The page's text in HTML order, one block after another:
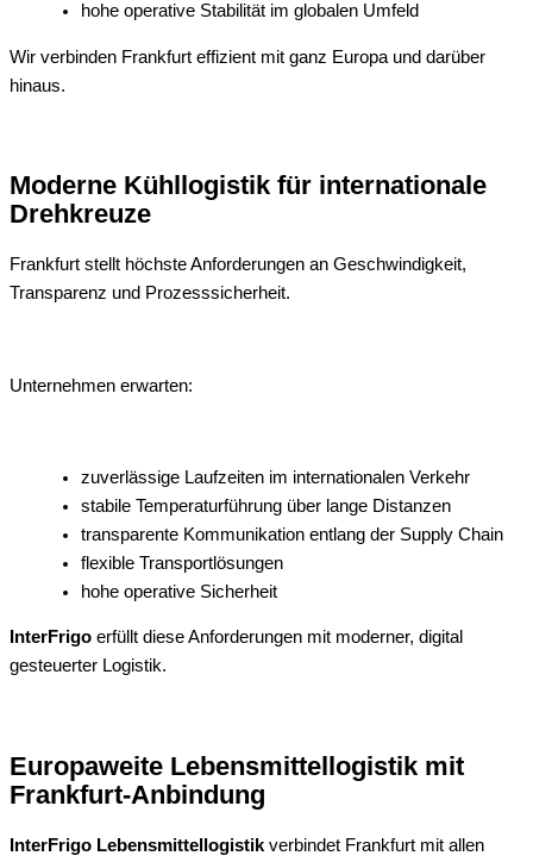
hohe operative Stabilität im globalen Umfeld
Wir verbinden Frankfurt effizient mit ganz Europa und darüber
hinaus.
Moderne Kühllogistik für internationale
Drehkreuze
Frankfurt stellt höchste Anforderungen an Geschwindigkeit,
Transparenz und Prozesssicherheit.
Unternehmen erwarten:
zuverlässige Laufzeiten im internationalen Verkehr
stabile Temperaturführung über lange Distanzen
transparente Kommunikation entlang der Supply Chain
flexible Transportlösungen
hohe operative Sicherheit
InterFrigo erfüllt diese Anforderungen mit moderner, digital
gesteuerter Logistik.
Europaweite Lebensmittellogistik mit
Frankfurt-Anbindung
InterFrigo Lebensmittellogistik verbindet Frankfurt mit allen